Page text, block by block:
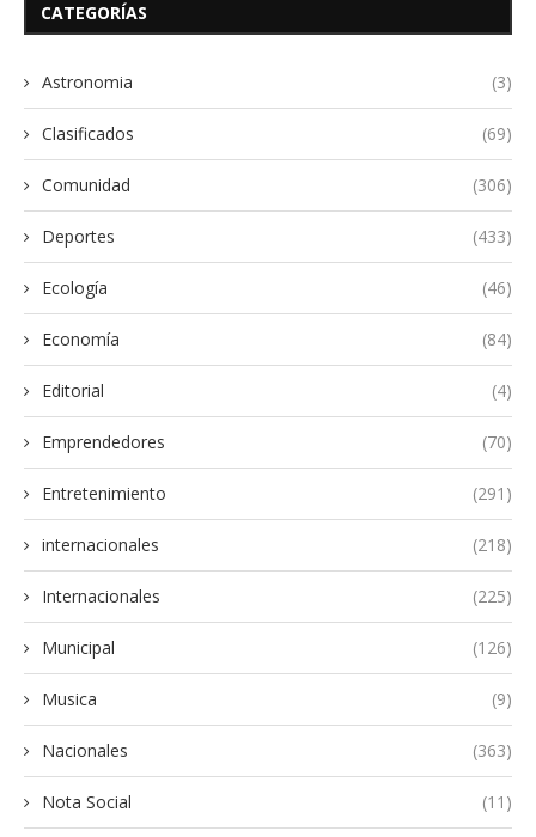
CATEGORÍAS
Astronomia (3)
Clasificados (69)
Comunidad (306)
Deportes (433)
Ecología (46)
Economía (84)
Editorial (4)
Emprendedores (70)
Entretenimiento (291)
internacionales (218)
Internacionales (225)
Municipal (126)
Musica (9)
Nacionales (363)
Nota Social (11)